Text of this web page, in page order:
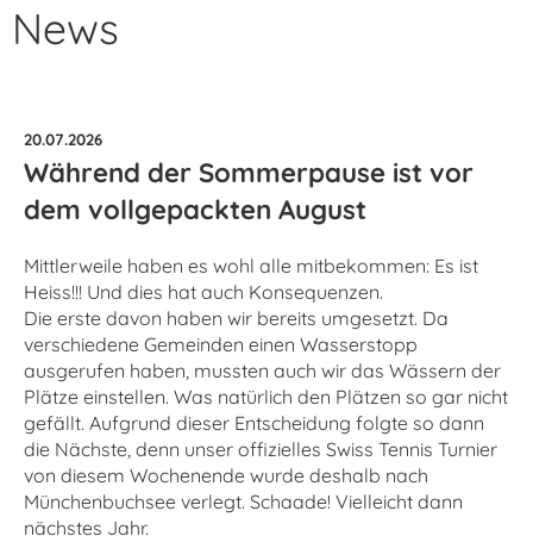
News
20.07.2026
Während der Sommerpause ist vor
dem vollgepackten August
Mittlerweile haben es wohl alle mitbekommen: Es ist
Heiss!!! Und dies hat auch Konsequenzen.
Die erste davon haben wir bereits umgesetzt. Da
verschiedene Gemeinden einen Wasserstopp
ausgerufen haben, mussten auch wir das Wässern der
Plätze einstellen. Was natürlich den Plätzen so gar nicht
gefällt. Aufgrund dieser Entscheidung folgte so dann
die Nächste, denn unser offizielles Swiss Tennis Turnier
von diesem Wochenende wurde deshalb nach
Münchenbuchsee verlegt. Schaade! Vielleicht dann
nächstes Jahr.